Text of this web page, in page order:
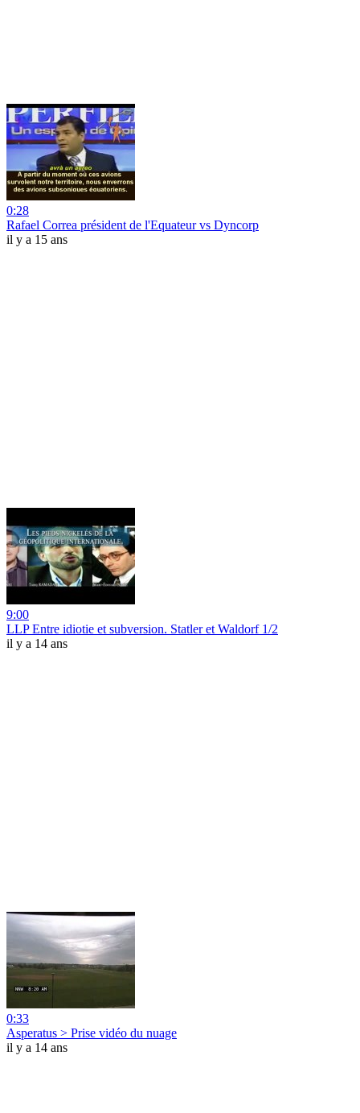
0:28
Rafael Correa président de l'Equateur vs Dyncorp
il y a 15 ans
9:00
LLP Entre idiotie et subversion. Statler et Waldorf 1/2
il y a 14 ans
0:33
Asperatus > Prise vidéo du nuage
il y a 14 ans